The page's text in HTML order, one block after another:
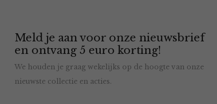
Meld je aan voor onze nieuwsbrief
en ontvang 5 euro korting!
We houden je graag wekelijks op de hoogte van onze
nieuwste collectie en acties.